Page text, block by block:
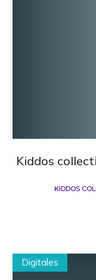
Kiddos
KIDDOS
Digitales